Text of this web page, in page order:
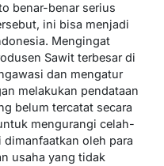
benar-benar serius
ini bisa menjadi
Mengingat
Sawit terbesar di
dan mengatur
melakukan pendataan
belum tercatat secara
mengurangi celah-
oleh para
usaha yang tidak